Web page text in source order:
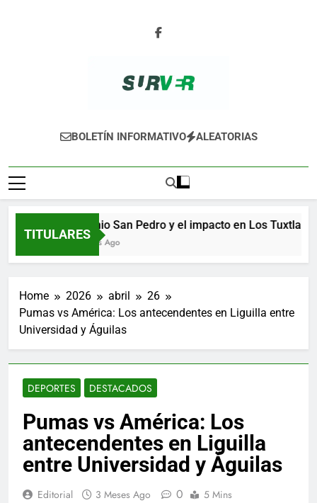
SURVER
BOLETÍN INFORMATIVO ALEATORIAS
TITULARES
Ingenio San Pedro y el impacto en Los Tuxtlas
9 Horas Ago
Home 2026 abril
26
Pumas vs América: Los antecendentes en Liguilla entre
Universidad y Águilas
DEPORTES DESTACADOS
Pumas vs América: Los
antecendentes en Liguilla
entre Universidad y Águilas
Editorial 3 Meses Ago 0 5 Mins